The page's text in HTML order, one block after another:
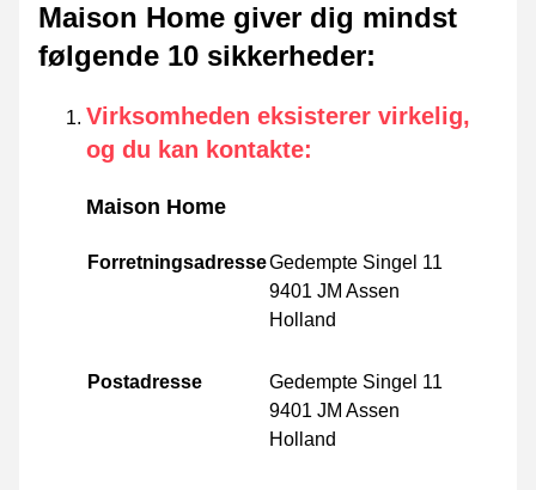
Maison Home giver dig mindst
følgende 10 sikkerheder:
Virksomheden eksisterer virkelig,
og du kan kontakte:
Maison Home
ForretningsadresseGedempte Singel 11
9401 JM Assen
Holland
Postadresse
Gedempte Singel 11
9401 JM Assen
Holland